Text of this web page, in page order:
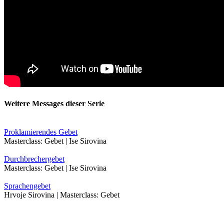
Weitere Messages dieser Serie
Proklamierendes Gebet
Masterclass: Gebet | Ise Sirovina
Durchbrechergebet
Masterclass: Gebet | Ise Sirovina
Sprachengebet
Hrvoje Sirovina | Masterclass: Gebet